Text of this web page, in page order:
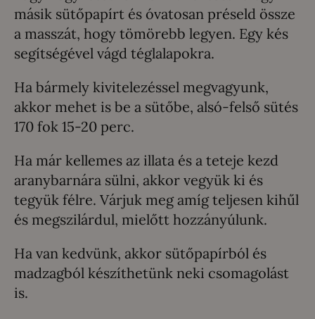
másik sütőpapírt és óvatosan préseld össze
a masszát, hogy tömörebb legyen. Egy kés
segítségével vágd téglalapokra.
Ha bármely kivitelezéssel megvagyunk,
akkor mehet is be a sütőbe, alsó-felső sütés
170 fok 15-20 perc.
Ha már kellemes az illata és a teteje kezd
aranybarnára sülni, akkor vegyük ki és
tegyük félre. Várjuk meg amíg teljesen kihűl
és megszilárdul, mielőtt hozzányúlunk.
Ha van kedvünk, akkor sütőpapírból és
madzagból készíthetünk neki csomagolást
is.